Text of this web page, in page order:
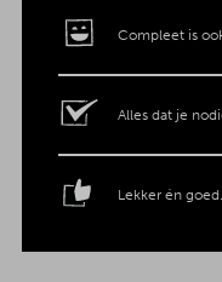
Compleet is
Alles dat je
Lekker én goed.